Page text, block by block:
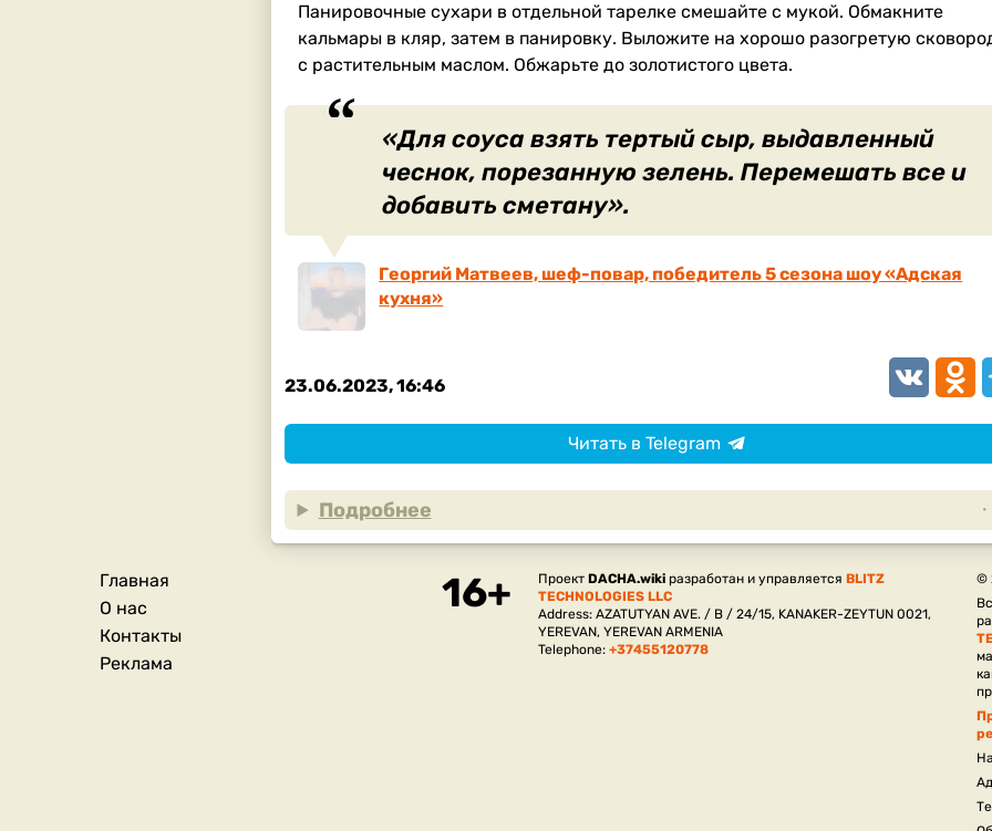
Панировочные сухари в отдельной тарелке смешайте с мукой. Обмакните
кальмары в кляр, затем в панировку. Выложите на хорошо разогретую
с растительным маслом. Обжарьте до золотистого цвета.
«Для соуса взять тертый сыр, выдавленный
чеснок, порезанную зелень. Перемешать все и
добавить сметану».
Георгий Матвеев, шеф-повар, победитель 5 сезона шоу «Адская
кухня»
23.06.2023, 16:46 VK
Читать в Telegram
Подробнее
Подвал
Главная
О нас
Контакты
Реклама
Проект DACHA.wikiразработан и управляется BLITZ
TECHNOLOGIES LLC
Address: AZATUTYAN AVE. / B / 24/15, KANAKER-ZEYTUN 0021,
YEREVAN, YEREVAN ARMENIA
Telephone: +37455120778
©